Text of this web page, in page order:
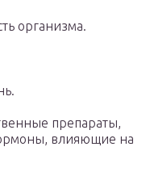
организма.
препараты,
влияющие на